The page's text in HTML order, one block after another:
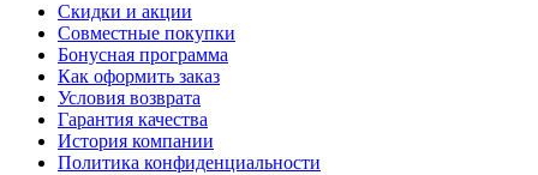
Скидки и акции
Совместные покупки
Бонусная программа
Как оформить заказ
Условия возврата
Гарантия качества
История компании
Политика конфиденциальности